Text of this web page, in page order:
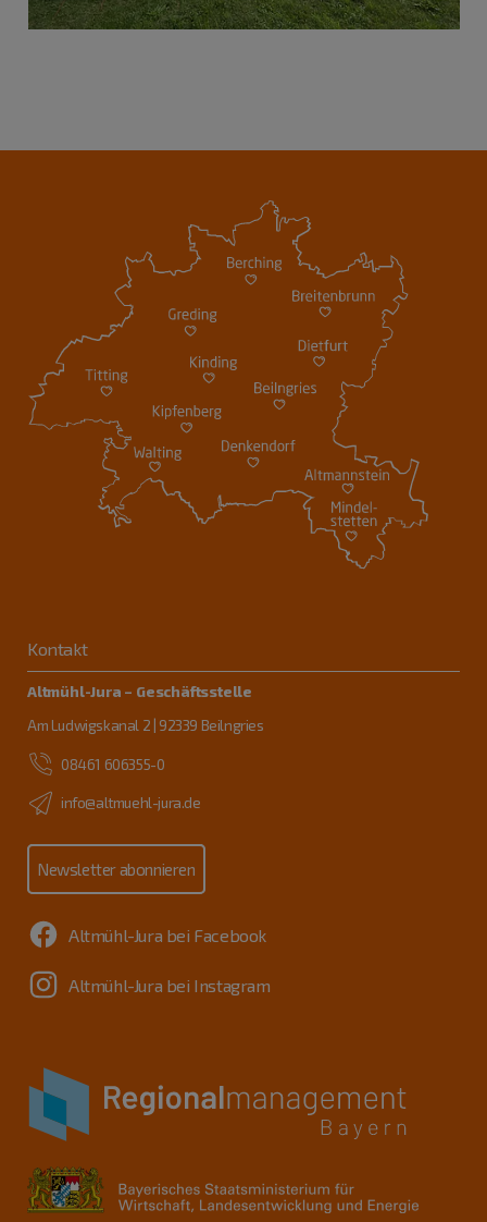
Kontakt
Altmühl-Jura – Geschäftsstelle
Am Ludwigskanal 2 | 92339 Beilngries
08461 606355-0
info@altmuehl-jura.de
Newsletter abonnieren
Altmühl-Jura bei Facebook
Altmühl-Jura bei Instagram